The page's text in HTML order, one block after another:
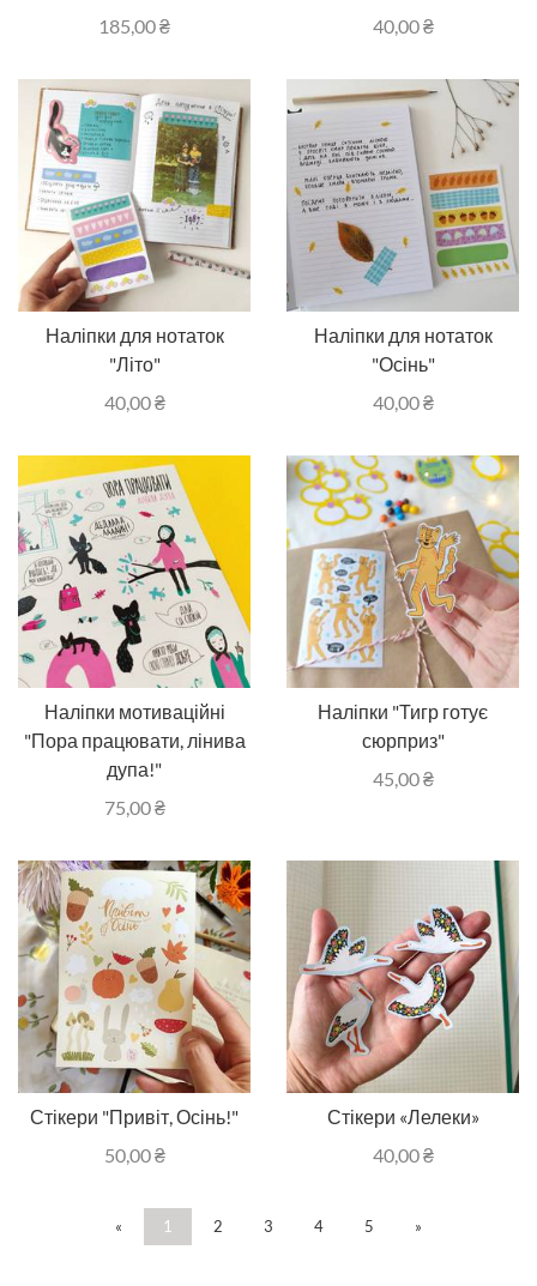
185,00₴
40,00₴
Наліпки для нотаток
"Літо"
40,00₴
Наліпки для нотаток
"Осінь"
40,00₴
Наліпки мотиваційні
"Пора працювати, лінива
дупа!"
75,00₴
Наліпки "Тигр готує
сюрприз"
45,00₴
Стікери "Привіт, Осінь!"
50,00₴
Стікери «Лелеки»
40,00₴
« 1 2 3 4 5 »